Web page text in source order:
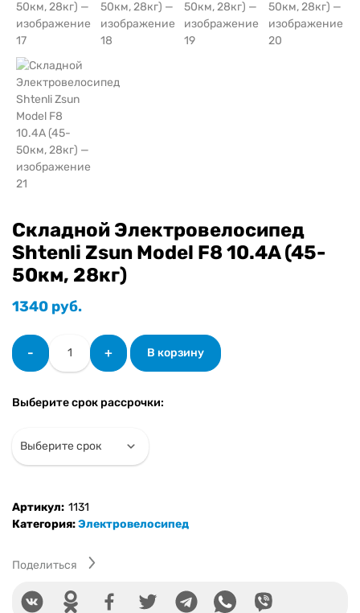
Складной Электровелосипед
Shtenli Zsun Model F8 10.4A (45-
50км, 28кг)
1340 руб.
-
Количество
товара
Складной
Shtenli
Model
F8
50км,
28кг)
+ В корзину
Выберите срок рассрочки:
Артикул: 1131
Категория:Электровелосипед
Поделиться